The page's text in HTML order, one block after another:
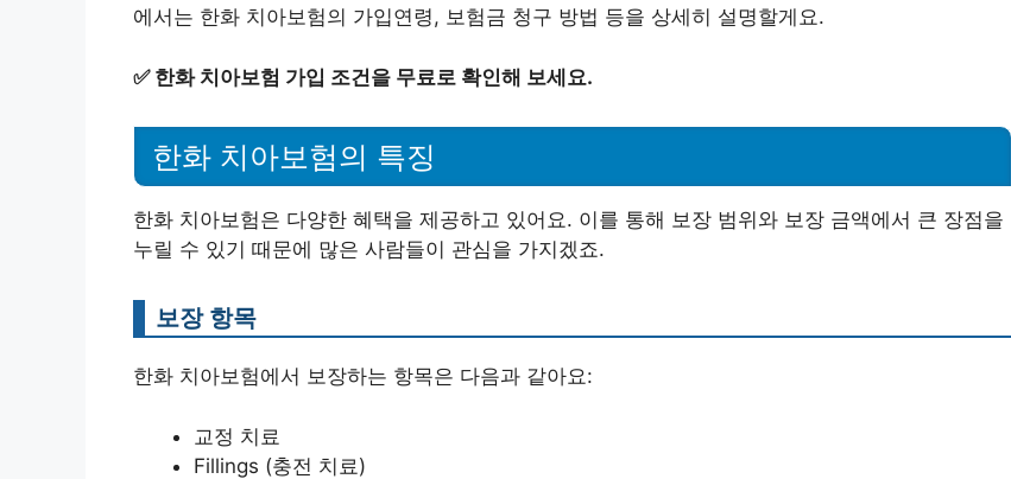
에서는 한화 치아보험의 가입연령, 보험금 청구 방법 등을 상세히 설명할게요.
✅ 한화 치아보험 가입 조건을 무료로 확인해 보세요.
한화 치아보험의 특징
한화 치아보험은 다양한 혜택을 제공하고 있어요. 이를 통해 보장 범위와 보장 금액에서 큰 장점을
누릴 수 있기 때문에 많은 사람들이 관심을 가지겠죠.
보장 항목
한화 치아보험에서 보장하는 항목은 다음과 같아요:
교정 치료
Fillings (충전 치료)